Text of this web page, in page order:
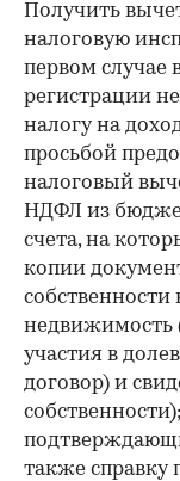
Получить
налоговую
первом случае
регистрации
налогу на
просьбой
налоговый
НДФЛ из
счета, на
копии
недвижимость
участия в
договор) и
также